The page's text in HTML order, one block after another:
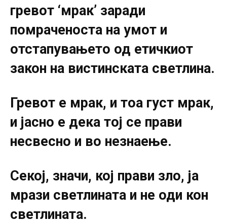
гревот ‘мрак’ заради
помраченоста на умот и
отстапувањето од етичкиот
закон на вистинската светлина.
Гревот е мрак, и тоа густ мрак,
и јасно е дека тој ce прави
несвесно и во незнаење.
Секој, значи, кој прави зло, ја
мрази светлината и не оди кон
светлината.